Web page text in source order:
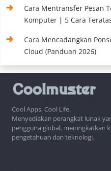
Cara Mentransfer Pesan
Komputer | 5 Cara
Cara Mencadangkan
Cloud (Panduan 2026)
Cool Apps, Cool Life.
Menyediakan perangkat lunak
pengguna global, meningkatkan
pengetahuan dan teknologi.